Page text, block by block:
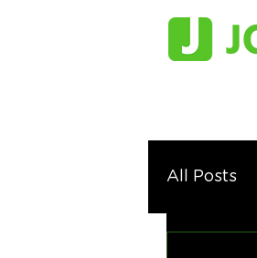
All Posts